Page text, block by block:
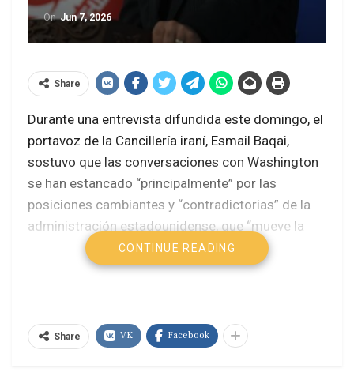
OnJun 7, 2026
Share
Durante una entrevista difundida este domingo, el
portavoz de la Cancillería iraní, Esmail Baqai,
sostuvo que las conversaciones con Washington
se han estancado “principalmente” por las
posiciones cambiantes y “contradictorias” de la
administración estadounidense, que “mueve la
portería” de manera constante.
lidiar con condiciones que se modifican,
declaraciones diversas y mensajes incompatibles
CONTINUE READING
Share VK Facebook